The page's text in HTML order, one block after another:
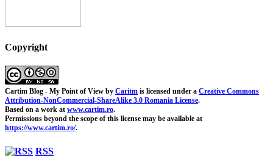
Copyright
Cartim Blog - My Point of View by Caritm is licensed under a Creative Commons
Attribution-NonCommercial-ShareAlike 3.0 Romania License.
Based on a work at www.cartim.ro.
Permissions beyond the scope of this license may be available at
https://www.cartim.ro/.
RSS